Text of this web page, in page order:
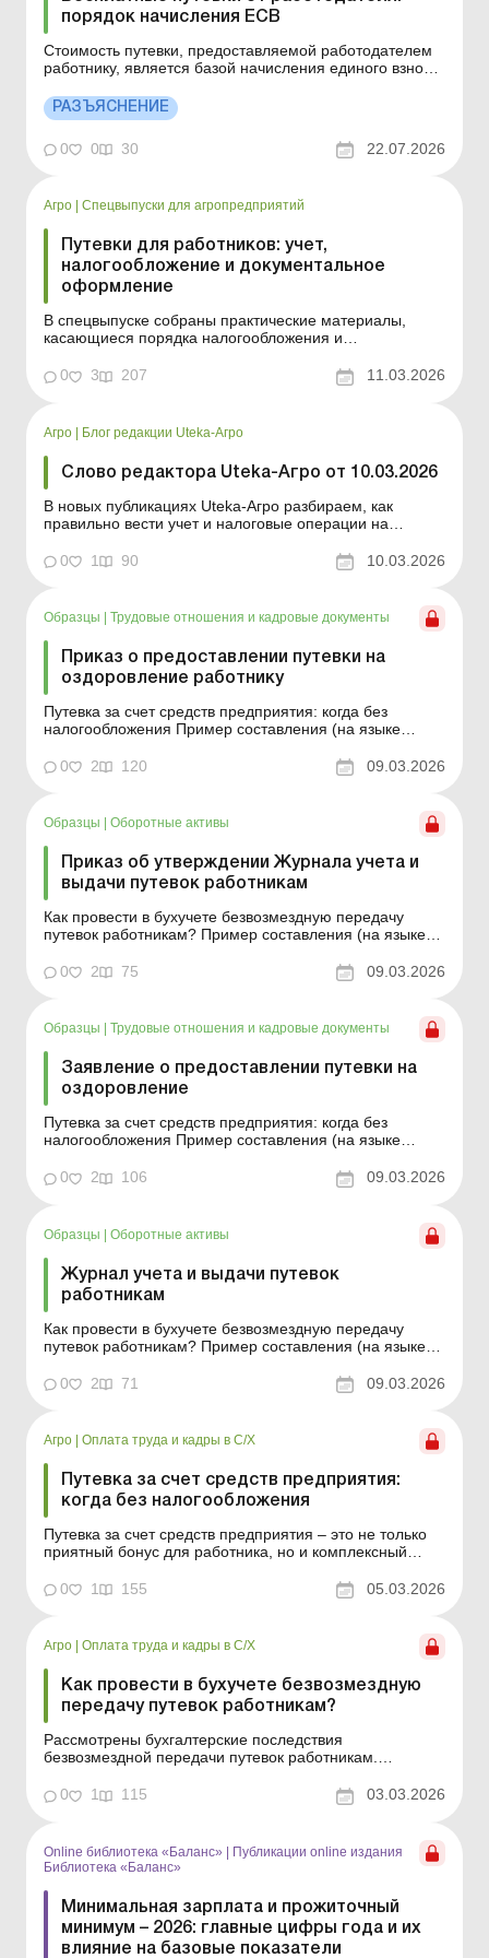
порядок начисления ЕСВ
Стоимость путевки, предоставляемой работодателем
работнику, является базой начисления единого взноса.
работникам на лечение и отдых: как оформить и
учесть Базой начисления единого взноса на
общеобязательное государственное социальное
страхование (далее &n...
РАЗЪЯСНЕНИЕ
0 0 30 22.07.2026
Агро Спецвыпуски для агропредприятий
Путевки для работников: учет,
налогообложение и документальное
оформление
В спецвыпуске собраны практические материалы,
касающиеся порядка налогообложения и
документов для их оформления и актуальные
разъяснения ГНС. После подведения результатов
нередко поощряют работников за ...
0 3 207 11.03.2026
Агро | Блог редакции Uteka-Агро
Слово редактора Uteka-Агро от 10.03.2026
В новых публикациях Uteka-Агро разбираем, как
правильно вести учет и налоговые операции на
расходов на экипаж и путевки для работников. Также
объясняем изменения в документообороте и правила
инвалидностью. Д...
0 1 90 10.03.2026
Образцы | Трудовые отношения и кадровые документы
Приказ о предоставлении путевки на
оздоровление работнику
Путевка за счет средств предприятия: когда без
налогообложения Пример составления (на языке
0
2 120 09.03.2026
Образцы Оборотные активы
Приказ об утверждении Журнала учета и
выдачи путевок работникам
Как провести в бухучете безвозмездную передачу
путевок работникам? Пример составления (на языке
0
2 75 09.03.2026
Образцы Трудовые отношения и кадровые документы
Заявление о предоставлении путевки на
оздоровление
Путевка за счет средств предприятия: когда без
налогообложения Пример составления (на языке
0
2 106 09.03.2026
Образцы | Оборотные активы
Журнал учета и выдачи путевок
работникам
Как провести в бухучете безвозмездную передачу
путевок работникам? Пример составления (на языке
0
2 71 09.03.2026
Агро Оплата труда и кадры в С/Х
Путевка за счет средств предприятия:
когда без налогообложения
Путевка за счет средств предприятия – это не только
приятный бонус для работника, но и комплексный
Предоставление путевки может быть освобождено от
налогообложения при определенных условиях. В
предоставления п...
0 1 155 05.03.2026
Агро Оплата труда и кадры в С/Х
Как провести в бухучете безвозмездную
передачу путевок работникам?
Рассмотрены бухгалтерские последствия
безвозмездной передачи путевок работникам.
оздоровление или отдых – распространенный элемент
социальной политики предприятия. В то же время
влечет...
0 1 115 03.03.2026
Online библиотека «Баланс» | Публикации online издания
Библиотека «Баланс»
Минимальная зарплата и прожиточный
минимум – 2026: главные цифры года и их
влияние на базовые показатели